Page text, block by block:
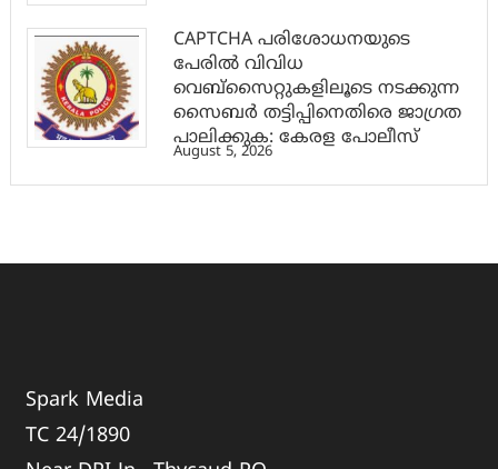
CAPTCHA പരിശോധനയുടെ
പേരില്‍ വിവിധ
വെബ്സൈറ്റുകളിലൂടെ നടക്കുന്ന
സൈബര്‍ തട്ടിപ്പിനെതിരെ ജാഗ്രത
പാലിക്കുക: കേരള പോലീസ്
August 5, 2026
Spark Media
TC 24/1890